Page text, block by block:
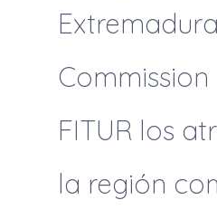
FITUR los
la región